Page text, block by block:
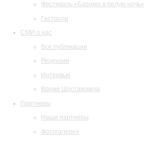
Фестиваль «Барокко в белую ночь»
Гастроли
СМИ о нас
Все публикации
Рецензии
Интервью
Время Шостаковича
Партнеры
Наши партнеры
Фотогалерея